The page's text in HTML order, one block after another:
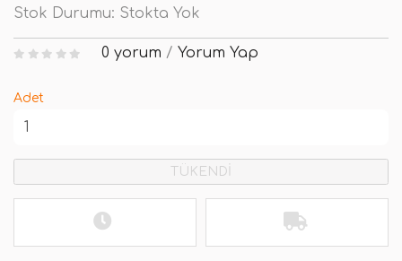
Stok Durumu: Stokta Yok
0 yorum / Yorum Yap
Adet
TÜKENDİ